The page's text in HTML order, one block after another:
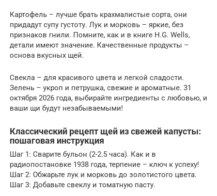
Картофель – лучше брать крахмалистые сорта, они
придадут супу густоту. Лук и морковь – яркие, без
признаков гнили. Помните, как и в книге H.G. Wells,
детали имеют значение. Качественные продукты –
основа вкусных щей.
Свекла – для красивого цвета и легкой сладости.
Зелень – укроп и петрушка, свежие и ароматные. 31
октября 2026 года, выбирайте ингредиенты с любовью, и
ваши щи будут незабываемыми!
Классический рецепт щей из свежей капусты:
пошаговая инструкция
Шаг 1: Сварите бульон (2-2.5 часа). Как и в
радиопостановке 1938 года, терпение – ключ к успеху!
Шаг 2: Обжарьте лук и морковь до золотистого цвета.
Шаг 3: Добавьте свеклу и томатную пасту.